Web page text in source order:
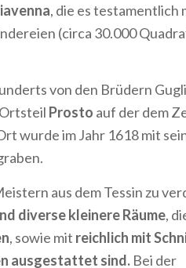
, die es testamentlich
(circa 30.000
von den Brüdern
Prosto auf der dem
wurde im Jahr 1618 mit
aus dem Tessin zu
diverse kleinere Räume,
, sowie mit reichlich mit
ausgestattet sind. Bei der